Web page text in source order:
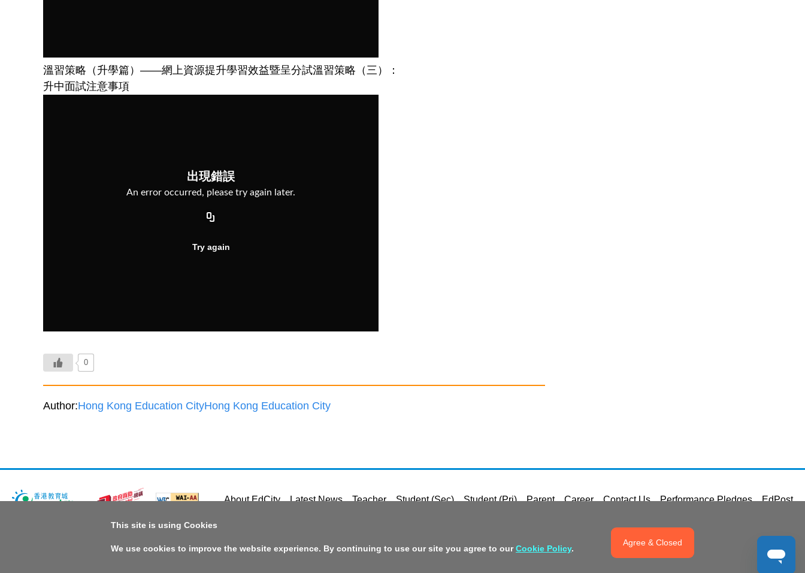
溫習策略（升學篇）——網上資源提升學習效益暨呈分試溫習策略（三）：
升中面試注意事項
0
Author:Hong Kong Education CityHong Kong Education City
About EdCity Latest News Teacher Student (Sec) Student (Pri) Parent Career Contact Us Performance Pledges EdPost
Disclaimer
Policy on Promotion of Racial Equality
Accessible Website Design
This site is using Cookies
We use cookies to improve the website experience. By continuing to use our site you agree to ourCookie Policy.
Agree & Closed